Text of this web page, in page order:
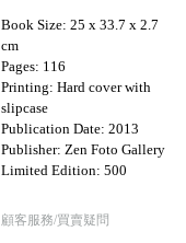
Book Size: 25 x 33.7 x 2.7
cm
Pages: 116
Printing: Hard cover with
slipcase
Publication Date: 2013
Publisher: Zen Foto Gallery
Limited Edition: 500
顧客服務/買賣疑問